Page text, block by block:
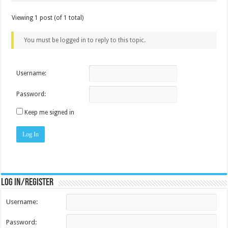
Viewing 1 post (of 1 total)
You must be logged in to reply to this topic.
Username:
Password:
Keep me signed in
Log In
Log in/register
Username:
Password: